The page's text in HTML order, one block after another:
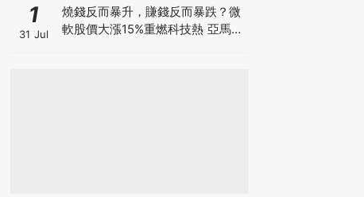
1
31 Jul
燒錢反而暴升，賺錢反而暴跌？微
軟股價大漲15%重燃科技熱 亞馬遜